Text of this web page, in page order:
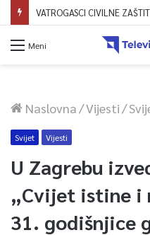
Meni
Naslovna/Vijesti/
Svijet Vijesti
U Zagrebu
„Cvijet istine i
31. godišnjice